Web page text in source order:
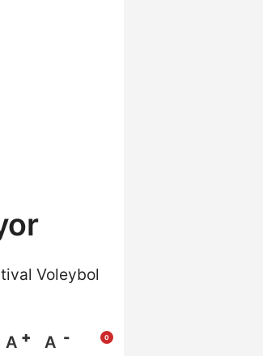
Voleybol
A A